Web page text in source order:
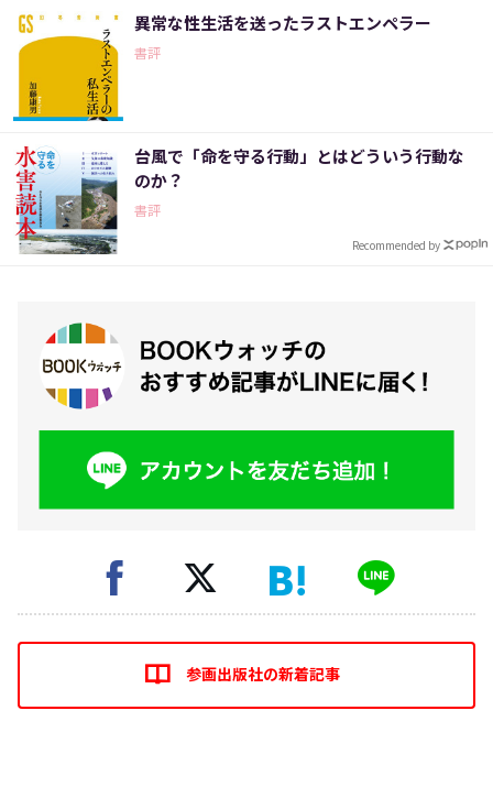
異常な性生活を送ったラストエンペラー
書評
台風で「命を守る行動」とはどういう行動な
のか？
書評
Recommended by
参画出版社の新着記事